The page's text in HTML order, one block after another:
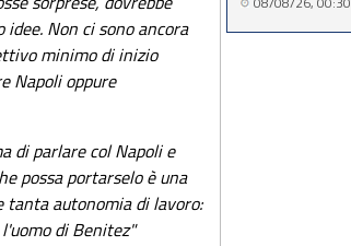
Non ci sono ancora
minimo di inizio
Napoli oppure
di parlare col Napoli e
possa portarselo è una
tanta autonomia di lavoro:
di Benitez"